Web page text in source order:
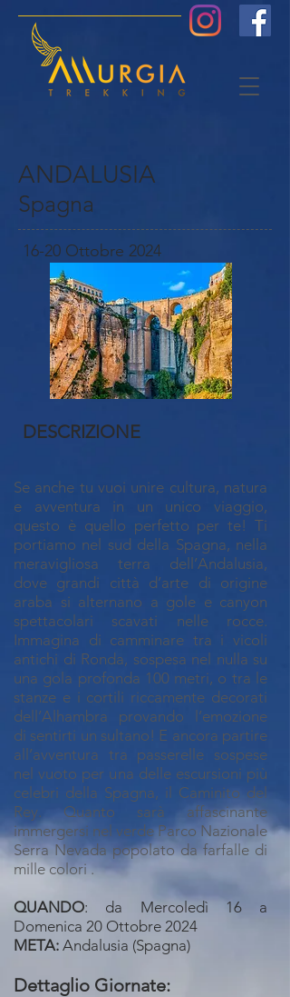
ANDALUSIA
Spagna
16-20 Ottobre 2024
DESCRIZIONE
Se anche tu vuoi unire cultura, natura
e avventura in un unico viaggio,
questo è quello perfetto per te! Ti
portiamo nel sud della Spagna, nella
meravigliosa terra dell’Andalusia,
dove grandi città d’arte di origine
araba si alternano a gole e canyon
spettacolari scavati nelle rocce.
Immagina di camminare tra i vicoli
antichi di Ronda, sospesa nel nulla su
una gola profonda 100 metri, o tra le
stanze e i cortili riccamente decorati
dell’Alhambra provando l’emozione
di sentirti un sultano! E ancora partire
all’avventura tra passerelle sospese
nel vuoto per una delle escursioni più
celebri della Spagna, il Caminito del
Rey. Quanto sarà affascinante
immergersi nel verde Parco Nazionale
Serra Nevada popolato da farfalle di
mille colori .
QUANDO: da Mercoledì 16 a
Domenica 20 Ottobre 2024
META: Andalusia (Spagna)
Dettaglio Giornate: